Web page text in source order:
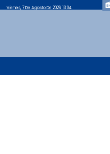
Viernes, 7 De Agosto De 2026 13:04